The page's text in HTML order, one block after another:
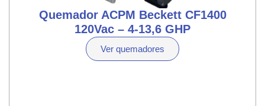
Quemador ACPM Beckett CF1400
120Vac – 4-13,6 GHP
Ver quemadores